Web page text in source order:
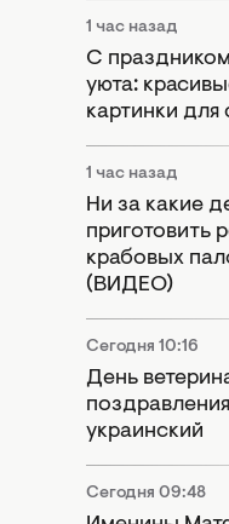
1 час назад
С
уюта:
картинки для
1 час назад
Ни за какие
приготовить
крабовых
(ВИДЕО)
Сегодня 10:16
День
украинский
Сегодня 09:48